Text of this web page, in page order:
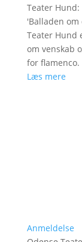
Teater Hund:
'Balladen
Teater Hund
om venskab
for flamenco.
Læs mere
Anmeldelse